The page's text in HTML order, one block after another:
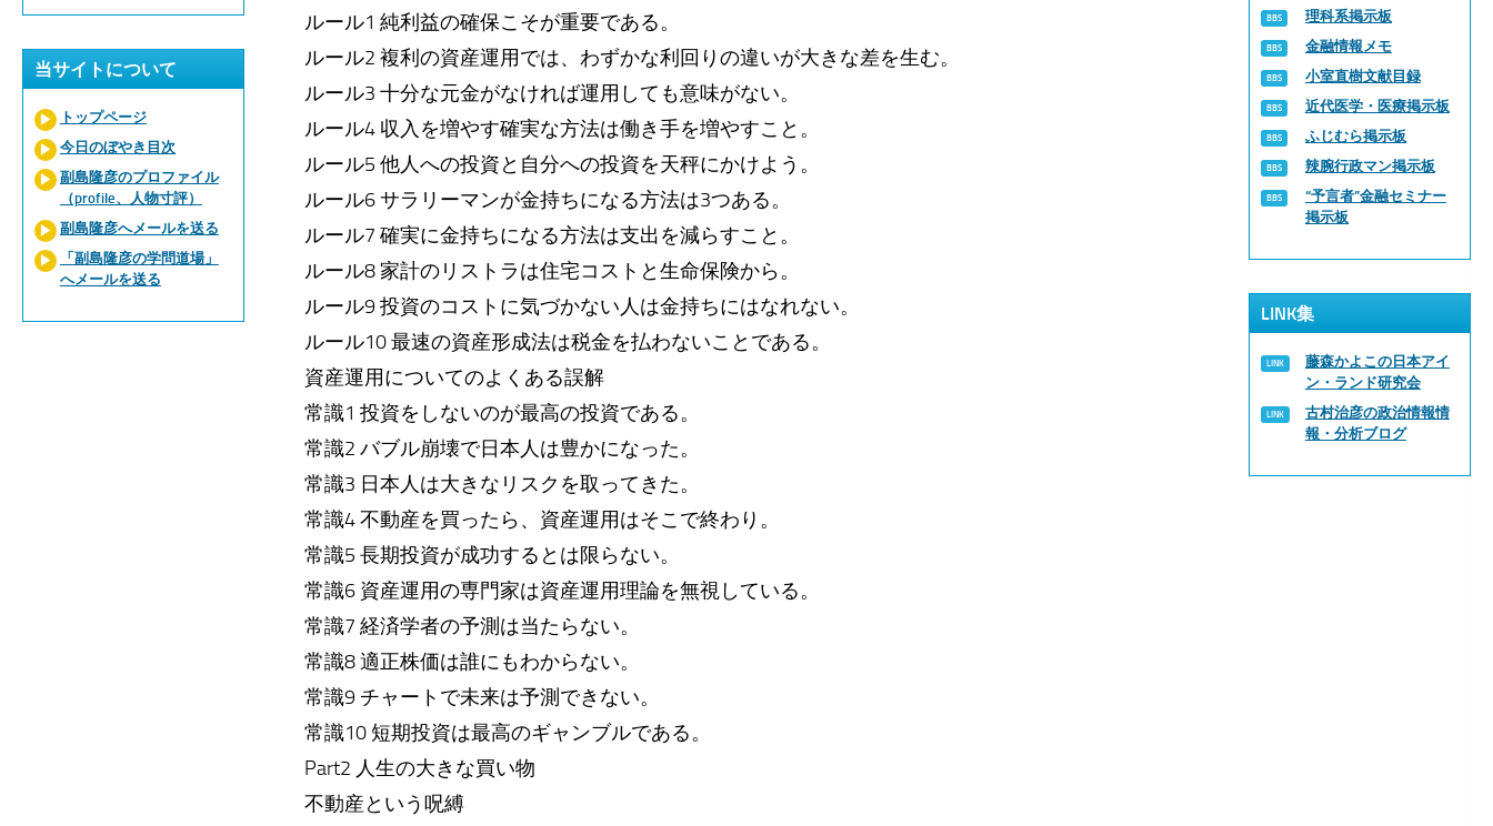
ルール1 純利益の確保こそが重要である。
ルール2 複利の資産運用では、わずかな利回りの違いが大きな差を生む。
ルール3 十分な元金がなければ運用しても意味がない。
ルール4 収入を増やす確実な方法は働き手を増やすこと。
ルール5 他人への投資と自分への投資を天秤にかけよう。
ルール6 サラリーマンが金持ちになる方法は3つある。
ルール7 確実に金持ちになる方法は支出を減らすこと。
ルール8 家計のリストラは住宅コストと生命保険から。
ルール9 投資のコストに気づかない人は金持ちにはなれない。
ルール10 最速の資産形成法は税金を払わないことである。
資産運用についてのよくある誤解
常識1 投資をしないのが最高の投資である。
常識2 バブル崩壊で日本人は豊かになった。
常識3 日本人は大きなリスクを取ってきた。
常識4 不動産を買ったら、資産運用はそこで終わり。
常識5 長期投資が成功するとは限らない。
常識6 資産運用の専門家は資産運用理論を無視している。
常識7 経済学者の予測は当たらない。
常識8 適正株価は誰にもわからない。
常識9 チャートで未来は予測できない。
常識10 短期投資は最高のギャンブルである。
Part2 人生の大きな買い物
不動産という呪縛
当サイトについて
トップページ
今日のぼやき目次
副島隆彦のプロファイル
（profile、人物寸評）
副島隆彦へメールを送る
「副島隆彦の学問道場」
へメールを送る
理科系掲示板
金融情報メモ
小室直樹文献目録
近代医学・医療掲示板
ふじむら掲示板
辣腕行政マン掲示板
“予言者”金融セミナー
掲示板
LINK集
藤森かよこの日本アイ
ン・ランド研究会
古村治彦の政治情報情
報・分析ブログ